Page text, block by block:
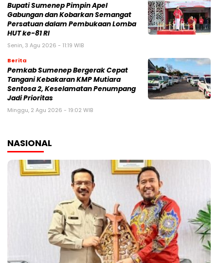
Bupati Sumenep Pimpin Apel
Gabungan dan Kobarkan Semangat
Persatuan dalam Pembukaan Lomba
HUT ke-81 RI
Senin, 3 Agu 2026 - 11:19 WIB
Berita
Pemkab Sumenep Bergerak Cepat
Tangani Kebakaran KMP Mutiara
Sentosa 2, Keselamatan Penumpang
Jadi Prioritas
Minggu, 2 Agu 2026 - 19:02 WIB
NASIONAL